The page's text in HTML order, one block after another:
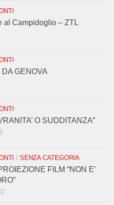
al Campidoglio – ZTL
GENOVA
O SUDDITANZA”
/ SENZA CATEGORIA
FILM “NON E’